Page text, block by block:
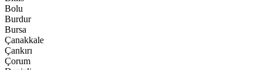
Bolu
Burdur
Bursa
Çanakkale
Çankırı
Çorum